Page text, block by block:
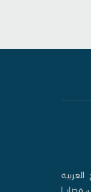
قضايا